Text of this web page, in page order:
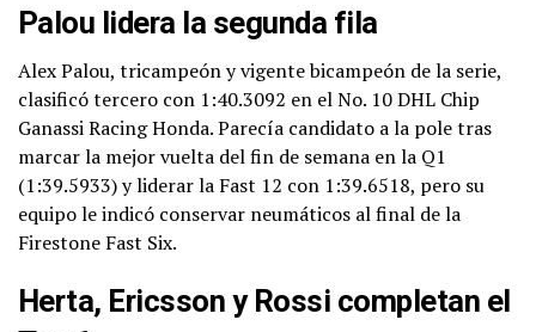
Palou lidera la segunda fila
Alex Palou, tricampeón y vigente bicampeón de la serie,
clasificó tercero con 1:40.3092 en el No. 10 DHL Chip
Ganassi Racing Honda. Parecía candidato a la pole tras
marcar la mejor vuelta del fin de semana en la Q1
(1:39.5933) y liderar la Fast 12 con 1:39.6518, pero su
equipo le indicó conservar neumáticos al final de la
Firestone Fast Six.
Herta, Ericsson y Rossi completan el